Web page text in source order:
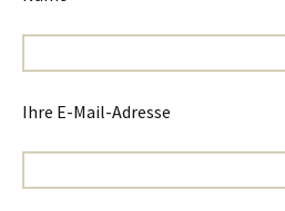
Ihre E-Mail-Adresse